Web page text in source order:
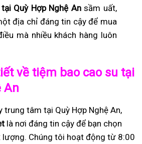
tại Quỳ Hợp Nghệ Ansầm uất,
địa chỉ đáng tin cậy để mua
mà nhiều khách hàng luôn
về tiệm bao cao su tại
An
trung tâm tại Quỳ Hợp Nghệ An,
là nơi đáng tin cậy để bạn chọn
lượng. Chúng tôi hoạt động từ 8:00